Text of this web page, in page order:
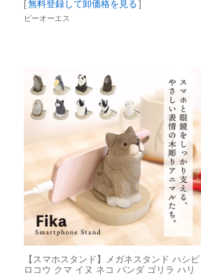
[無料登録して卸価格を見る ]
ピーオーエス
【スマホスタンド】メガネスタンド ハシビ
ロコウ クマ イヌ ネコ パンダ ゴリラ ハリ